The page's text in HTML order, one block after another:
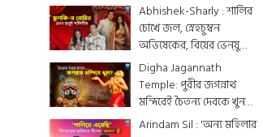
Abhishek-Sharly : শার্লির
চোখে জল, স্নেহচুম্বন
অভিষেকের, বিয়ের ভেন্য়ু
থেকে মেনু...দেখে নিন
একঝলকে
Digha Jagannath
Temple: পুরীর জগন্নাথ
মন্দিরেই চৈতন্য দেবকে খুন
করা হয়েছিল? জেনে নিন
Arindam Sil : 'অন্য মহিলার